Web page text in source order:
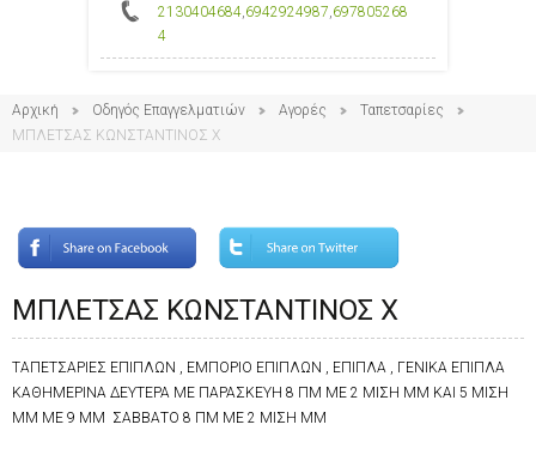
2130404684,6942924987,697805268
4
Αρχική Οδηγός Επαγγελματιών Αγορές
Ταπετσαρίες
ΜΠΛΕΤΣΑΣ ΚΩΝΣΤΑΝΤΙΝΟΣ Χ
ΜΠΛΕΤΣΑΣ ΚΩΝΣΤΑΝΤΙΝΟΣ Χ
ΤΑΠΕΤΣΑΡΙΕΣ ΕΠΙΠΛΩΝ , ΕΜΠΟΡΙΟ ΕΠΙΠΛΩΝ , ΕΠΙΠΛΑ , ΓΕΝΙΚΑ ΕΠΙΠΛΑ
ΚΑΘΗΜΕΡΙΝΑ ΔΕΥΤΕΡΑ ΜΕ ΠΑΡΑΣΚΕΥΗ 8 ΠΜ ΜΕ 2 ΜΙΣΗ ΜΜ ΚΑΙ 5 ΜΙΣΗ
ΜΜ ΜΕ 9 ΜΜ ΣΑΒΒΑΤΟ 8 ΠΜ ΜΕ 2 ΜΙΣΗ ΜΜ